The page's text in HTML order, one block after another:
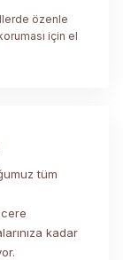
özenle
için el
tüm
kadar